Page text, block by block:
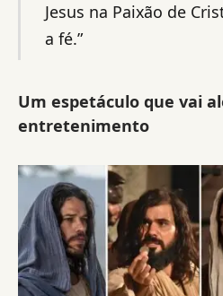
Jesus na Paixão de
a fé.”
Um espetáculo que vai
entretenimento